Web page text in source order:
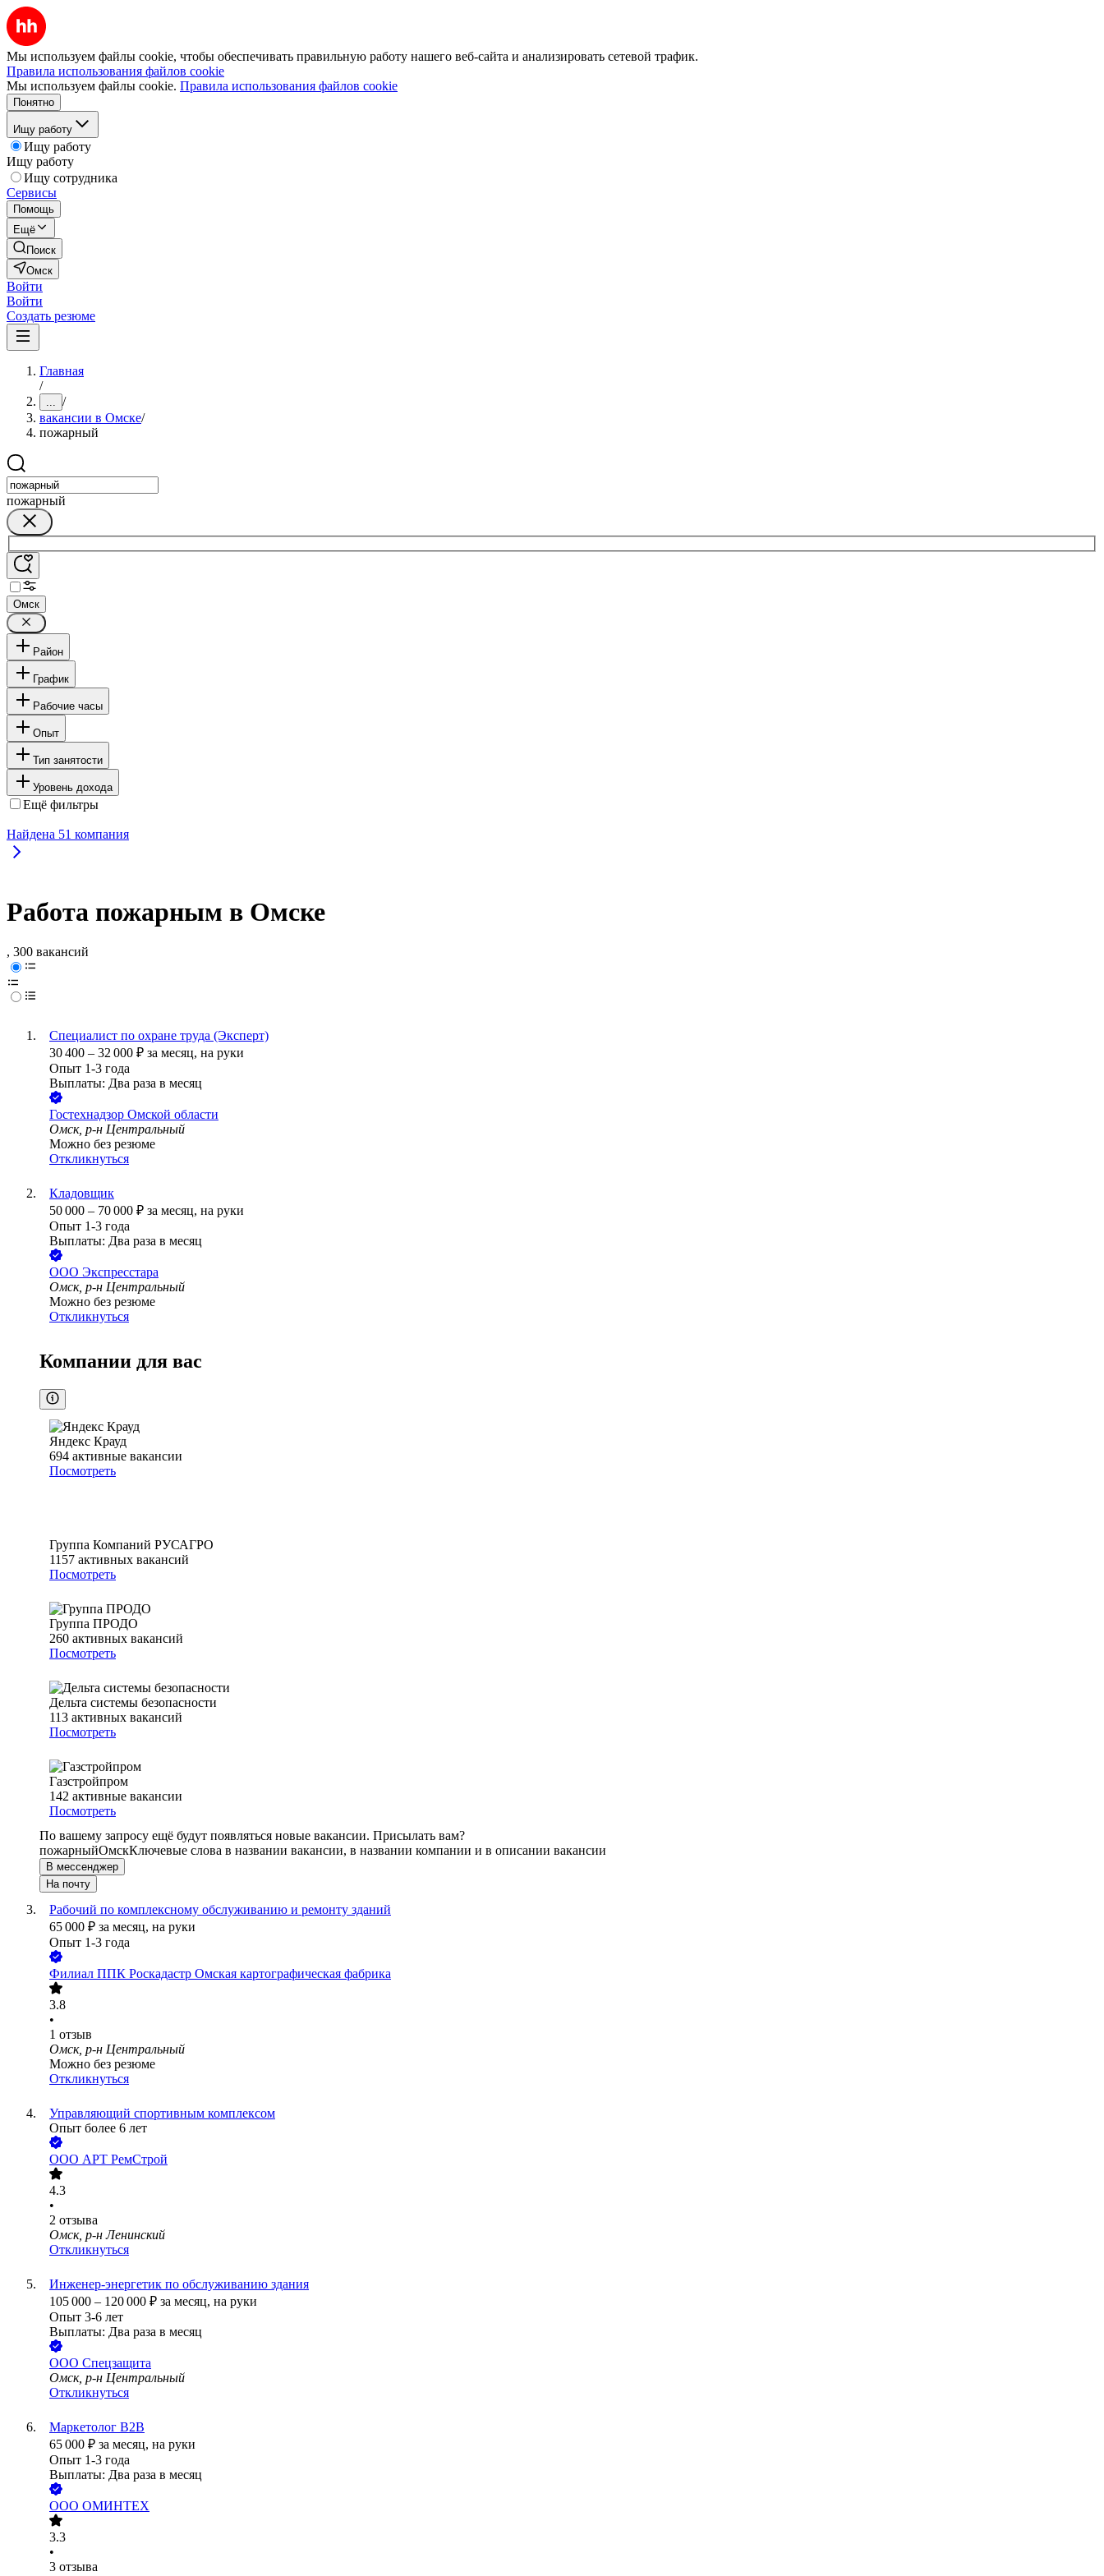
Мы используем файлы cookie, чтобы обеспечивать правильную работу нашего веб-сайта и анализировать сетевой трафик.
Правила использования файлов cookie
Мы используем файлы cookie. Правила использования файлов cookie
Понятно
Ищу работу
Ищу работу
Ищу работу
Ищу сотрудника
Сервисы
Помощь
Ещё
Поиск
Омск
Войти
Войти
Создать резюме
Главная
/
... /
вакансии в Омске/
пожарный
пожарный
Омск
Район
График
Рабочие часы
Опыт
Тип занятости
Уровень дохода
Ещё фильтры
Найдена 51 компания
Работа пожарным в Омске
, 300 вакансий
Специалист по охране труда (Эксперт)
30 400 – 32 000 ₽ за месяц, на руки
Опыт 1-3 года
Выплаты: Два раза в месяц
Гостехнадзор Омской области
Омск, р-н Центральный
Можно без резюме
Откликнуться
Кладовщик
50 000 – 70 000 ₽ за месяц, на руки
Опыт 1-3 года
Выплаты: Два раза в месяц
ООО Экспресстара
Омск, р-н Центральный
Можно без резюме
Откликнуться
Компании для вас
Яндекс Крауд
694 активные вакансии
Посмотреть
Группа Компаний РУСАГРО
1157 активных вакансий
Посмотреть
Группа ПРОДО
260 активных вакансий
Посмотреть
Дельта системы безопасности
113 активных вакансий
Посмотреть
Газстройпром
142 активные вакансии
Посмотреть
По вашему запросу ещё будут появляться новые вакансии. Присылать вам?
пожарныйОмскКлючевые слова в названии вакансии, в названии компании и в описании вакансии
В мессенджер
На почту
Рабочий по комплексному обслуживанию и ремонту зданий
65 000 ₽ за месяц, на руки
Опыт 1-3 года
Филиал ППК Роскадастр Омская картографическая фабрика
3.8
•
1 отзыв
Омск, р-н Центральный
Можно без резюме
Откликнуться
Управляющий спортивным комплексом
Опыт более 6 лет
ООО АРТ РемСтрой
4.3
•
2 отзыва
Омск, р-н Ленинский
Откликнуться
Инженер-энергетик по обслуживанию здания
105 000 – 120 000 ₽ за месяц, на руки
Опыт 3-6 лет
Выплаты: Два раза в месяц
ООО Спецзащита
Омск, р-н Центральный
Откликнуться
Маркетолог B2B
65 000 ₽ за месяц, на руки
Опыт 1-3 года
Выплаты: Два раза в месяц
ООО ОМИНТЕХ
3.3
•
3 отзыва